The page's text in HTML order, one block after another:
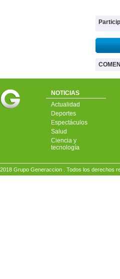
NOTICIAS
Actualidad
Deportes
Espectáculos
Salud
Ciencia y
tecnología
2018 Grupo Generaccion . Todos los